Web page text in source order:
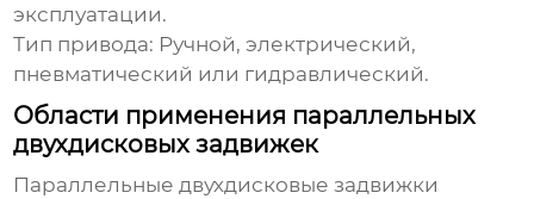
эксплуатации.
Тип привода: Ручной, электрический,
пневматический или гидравлический.
Области применения параллельных
двухдисковых задвижек
Параллельные двухдисковые задвижки